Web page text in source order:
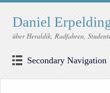
Daniel
über Heraldik, Radfahren,
Secondary Navigation